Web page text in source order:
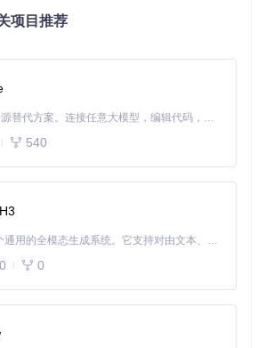
视频的平台标识，都能得到有效处理，让
感。
画质较低的老视频，建议先进行适当降噪
获得更自然的修复效果。处理后建议对比
水印已完全消除。
：左侧为带水印原始帧，可见左上角"Wat
识及黄色曲线水印；右侧为处理后效果，
景山脉纹理和人物细节完整保留，画面自
水印去除的智能之道
适用范围与局限性
项目推荐
Claude Code 的开源替代方案。连接任意大模型，编辑代码，运行命令，自动验证 — 全自动执行。用 Rust 构建，极致性能。 ｜ An open-source alternative to Claude Code. Connect any LLM, edit code, run commands, and verify changes — autonomously. Built in Rust for speed. Get Started
540
MiniMax H3 是一个通用的全模态生成系统。它支持对由文本、图像、视频和音频组成的多模态上下文进行统一理解，并能生成分辨率高达 2K、时长可达 15 秒的带原生立体声音频的视频。得益于面向任务泛化的系统设计，H3 在预训练阶段就已具备广泛的多模态上下文理解与生成能力，能够出色地执行复杂的多模态指令。
0 0